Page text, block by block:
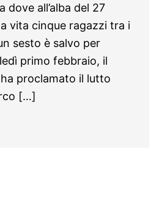
dove all’alba del 27
vita cinque ragazzi tra i
sesto è salvo per
primo febbraio, il
proclamato il lutto
[…]